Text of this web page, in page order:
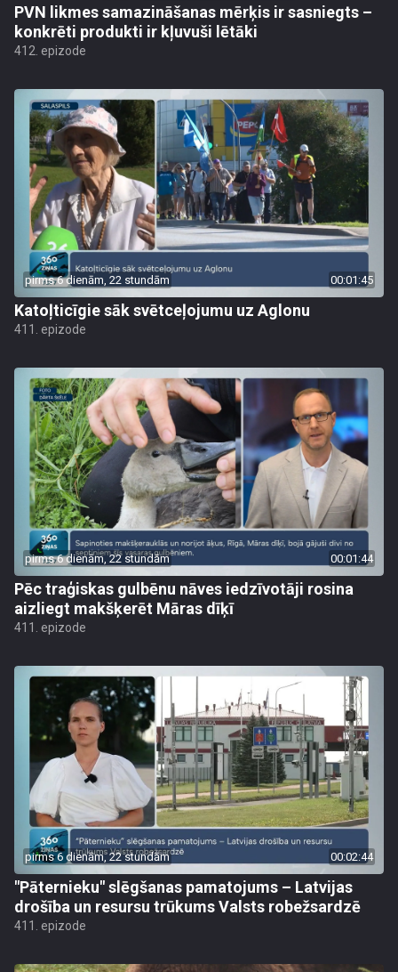
PVN likmes samazināšanas mērķis ir sasniegts –
konkrēti produkti ir kļuvuši lētāki
412. epizode
pirms 6 dienām, 22 stundām 00:01:45
Katoļticīgie sāk svētceļojumu uz Aglonu
411. epizode
pirms 6 dienām, 22 stundām 00:01:44
Pēc traģiskas gulbēnu nāves iedzīvotāji rosina
aizliegt makšķerēt Māras dīķī
411. epizode
pirms 6 dienām, 22 stundām 00:02:44
"Pāternieku" slēgšanas pamatojums – Latvijas
drošība un resursu trūkums Valsts robežsardzē
411. epizode